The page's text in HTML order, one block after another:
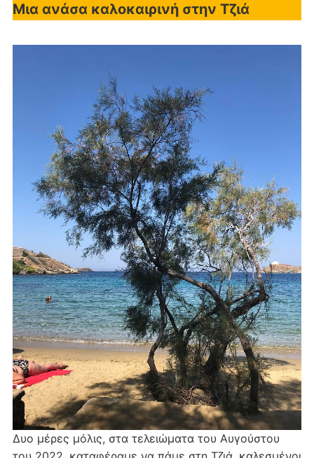
Μια ανάσα καλοκαιρινή στην Τζιά
Δυο μέρες μόλις, στα τελειώματα του Αυγούστου